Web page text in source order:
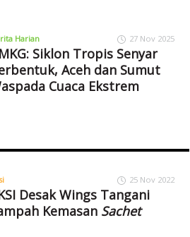
Harian 27 Nov 2025
Siklon Tropis Senyar
Aceh dan Sumut
Cuaca Ekstrem
25 Nov 2022
Desak Wings Tangani
Kemasan Sachet